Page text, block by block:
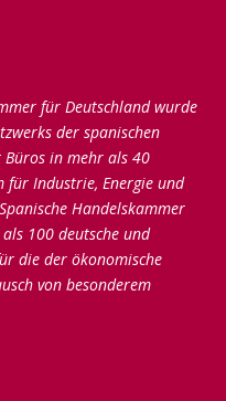
für Deutschland wurde
der spanischen
Büros in mehr als 40
Industrie, Energie und
Handelskammer
100 deutsche und
die der ökonomische
von besonderem